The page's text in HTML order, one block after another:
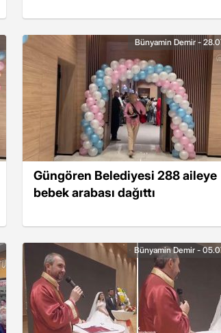
Güngören Belediyesi 288 aileye
bebek arabası dağıttı
Bünyamin Demir -
Bünyamin Demir -